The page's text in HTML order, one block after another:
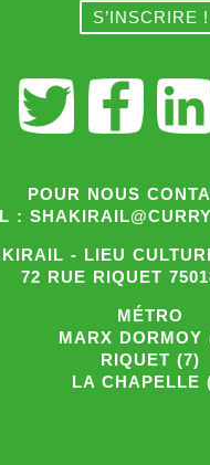
POUR NOUS
:
- LIEU
72 RUE RIQUET
MÉTRO
MARX DORMOY
RIQUET (7)
LA CHAPELLE